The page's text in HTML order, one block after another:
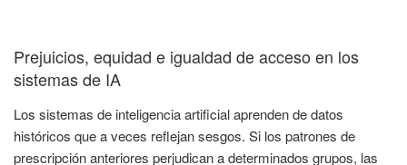
Prejuicios, equidad e igualdad de acceso en los
sistemas de IA
Los sistemas de inteligencia artificial aprenden de datos
históricos que a veces reflejan sesgos. Si los patrones de
prescripción anteriores perjudican a determinados grupos, las